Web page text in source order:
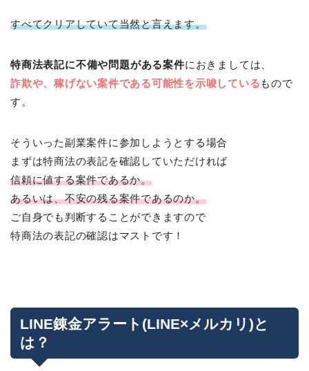
すべてクリアしていて当然と言えます。
特商法表記に不備や問題がある案件におきましては、
詐欺や、稼げない案件である可能性を示唆している もので
す。
そういった副業案件に参加しようとする場合
まずは特商法の表記を確認していただければ
信頼に値する案件であるか。
あるいは、不安の残る案件であるのか。
ご自身でも判断することができますので
特商法の表記の確認はマストです！
LINE錬金アラート(LINE×メルカリ)と
は？